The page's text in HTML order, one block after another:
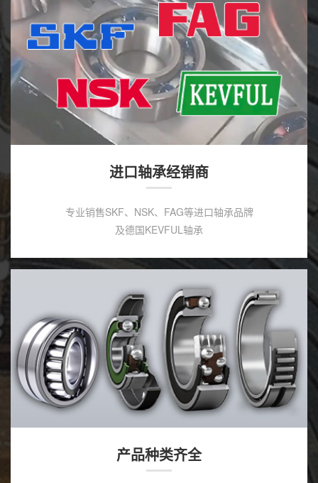
进口轴承经销商
专业销售SKF、NSK、FAG等进口轴承品牌
及德国KEVFUL轴承
产品种类齐全